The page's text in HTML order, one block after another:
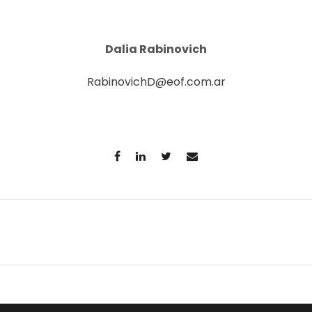
Dalia Rabinovich
RabinovichD@eof.com.ar